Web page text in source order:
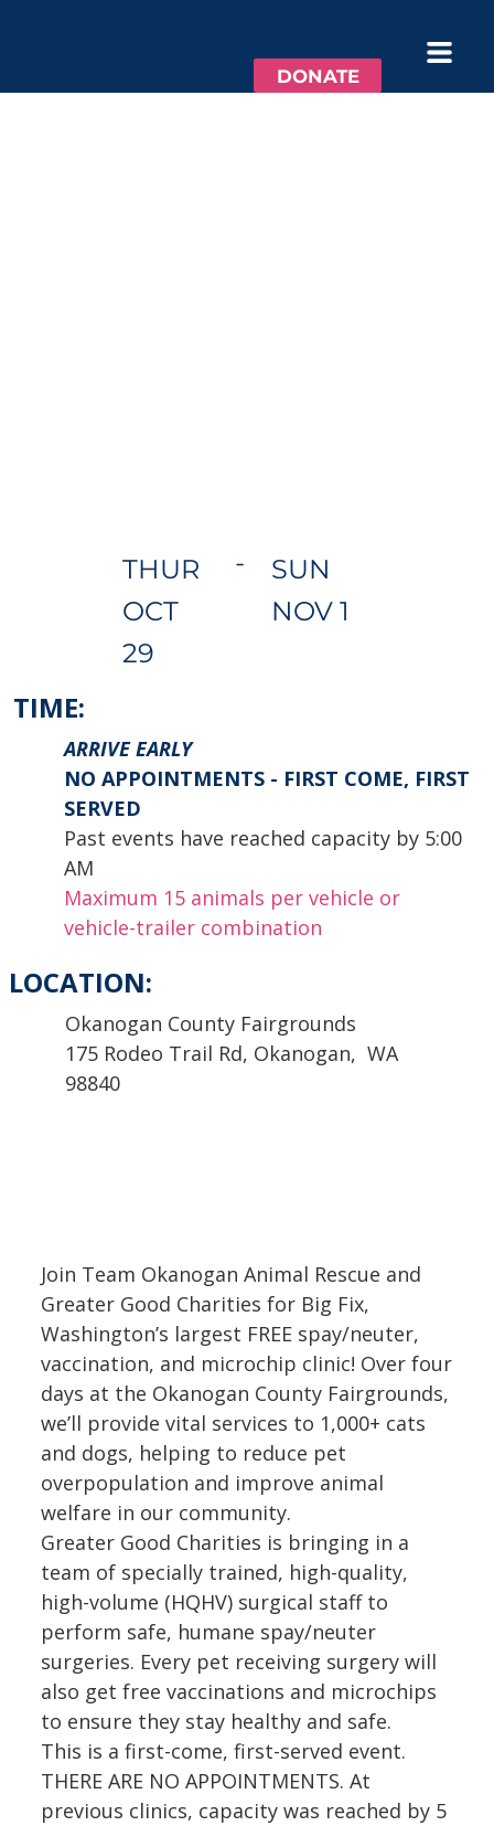
DONATE
THUR
OCT
29
-
SUN
NOV 1
TIME:
ARRIVE EARLY
NO APPOINTMENTS - FIRST COME, FIRST
SERVED
Past events have reached capacity by 5:00
AM
Maximum 15 animals per vehicle or
vehicle-trailer combination
LOCATION:
Okanogan County Fairgrounds
175 Rodeo Trail Rd, Okanogan, WA
98840
Join Team Okanogan Animal Rescue and
Greater Good Charities for Big Fix,
Washington’s largest FREE spay/neuter,
vaccination, and microchip clinic! Over four
days at the Okanogan County Fairgrounds,
we’ll provide vital services to 1,000+ cats
and dogs, helping to reduce pet
overpopulation and improve animal
welfare in our community.
Greater Good Charities is bringing in a
team of specially trained, high-quality,
high-volume (HQHV) surgical staff to
perform safe, humane spay/neuter
surgeries. Every pet receiving surgery will
also get free vaccinations and microchips
to ensure they stay healthy and safe.
This is a first-come, first-served event.
THERE ARE NO APPOINTMENTS. At
previous clinics, capacity was reached by 5